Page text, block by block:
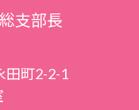
支部長
田町2-2-1